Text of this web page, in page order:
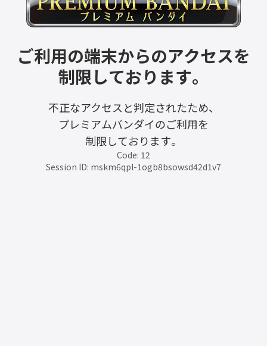
ご利用の端末からのアクセスを
制限しております。
不正なアクセスと判定されたため、
プレミアムバンダイのご利用を
制限しております。
Code: 12
Session ID: mskm6qpl-1ogb8bsowsd42d1v7